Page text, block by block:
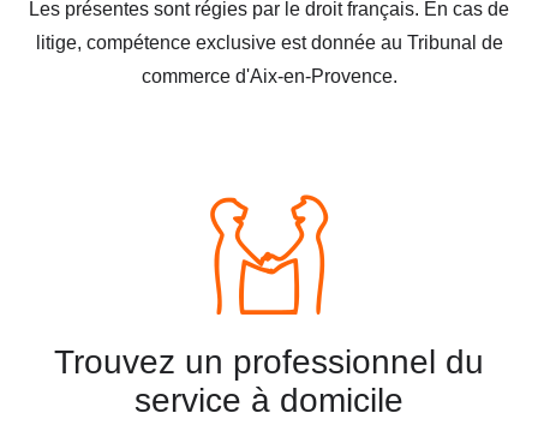
Les présentes sont régies par le droit français. En cas de
litige, compétence exclusive est donnée au Tribunal de
commerce d'Aix-en-Provence.
Trouvez un professionnel du
service à domicile